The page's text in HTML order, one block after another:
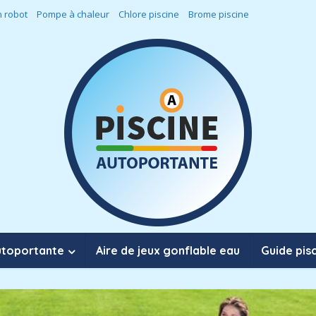
robot Pompe à chaleur Chlore piscine Brome piscine
Aire de jeux gonflable eau Guide